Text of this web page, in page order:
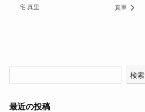
宅 真里
真里
検索
最近の投稿